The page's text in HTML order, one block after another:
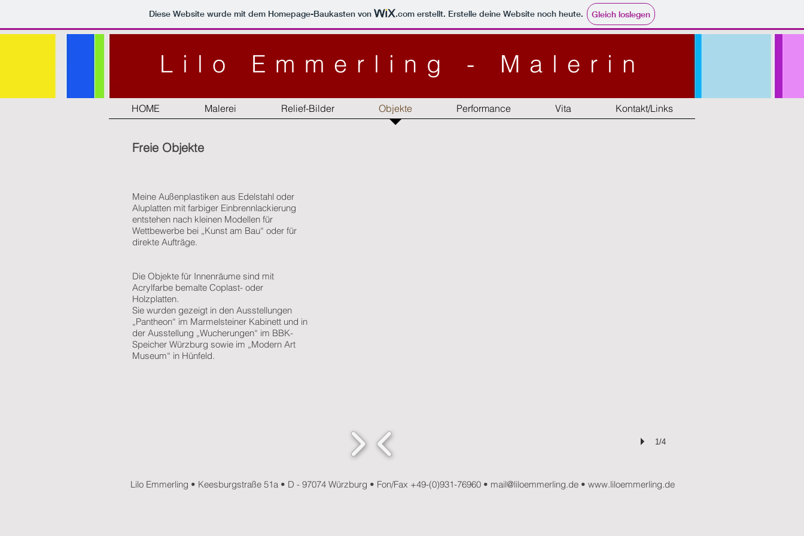
Diese Website wurde mit dem Homepage-Baukasten von .com erstellt. Erstelle deine Website noch heute. Gleich loslegen
Lilo Emmerling - Malerin
Freie Objekte
Meine Außenplastiken aus Edelstahl oder
Aluplatten mit farbiger Einbrennlackierung
entstehen nach kleinen Modellen für
Wettbewerbe bei „Kunst am Bau“ oder für
direkte Aufträge.
Die Objekte für Innenräume sind mit
Acrylfarbe bemalte Coplast- oder
Holzplatten.
Sie wurden gezeigt in den Ausstellungen
„Pantheon“ im Marmelsteiner Kabinett und in
der Ausstellung „Wucherungen“ im BBK-
Speicher Würzburg sowie im „Modern Art
Museum“ in Hünfeld.
1/4
HOME Malerei Relief-Bilder Objekte Performance Vita Kontakt/Links
Lilo Emmerling • Keesburgstraße 51a • D - 97074 Würzburg • Fon/Fax +49-(0)931-76960 • mail@liloemmerling.de• www.liloemmerling.de